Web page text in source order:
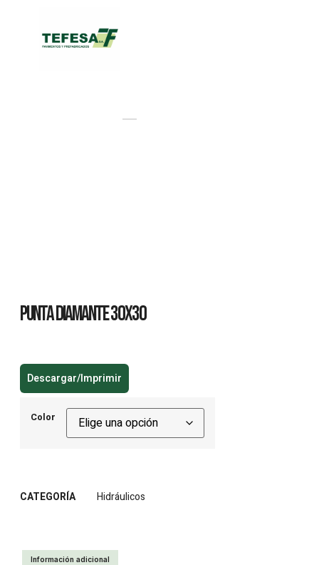
PUNTA DIAMANTE 30X30
PUNTA DIAMANTE 30X30
Descargar/Imprimir
Color
CATEGORÍA Hidráulicos
Información adicional